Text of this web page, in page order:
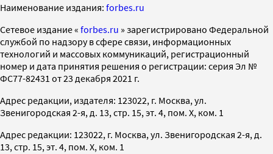
Наименование издания: forbes.ru
Cетевое издание « forbes.ru » зарегистрировано Федеральной
службой по надзору в сфере связи, информационных
технологий и массовых коммуникаций, регистрационный
номер и дата принятия решения о регистрации: серия Эл №
ФС77-82431 от 23 декабря 2021 г.
Адрес редакции, издателя: 123022, г. Москва, ул.
Звенигородская 2-я, д. 13, стр. 15, эт. 4, пом. X, ком. 1
Адрес редакции: 123022, г. Москва, ул. Звенигородская 2-я, д.
13, стр. 15, эт. 4, пом. X, ком. 1